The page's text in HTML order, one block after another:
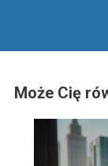
Może Cię